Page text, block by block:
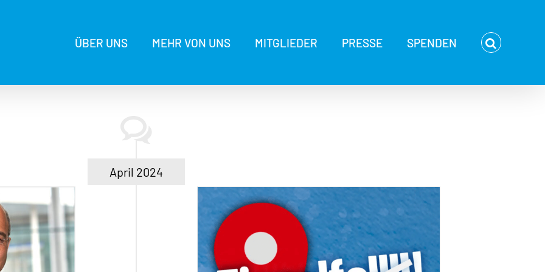
ÜBER UNS MEHR VON UNS MITGLIEDER PRESSE SPENDEN
April 2024